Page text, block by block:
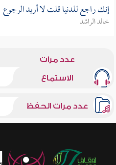
إنك راجع للدنيا قلت لا أريد الرجوع
خالد الراشد
عدد مرات
الاستماع
عدد مرات الحفظ